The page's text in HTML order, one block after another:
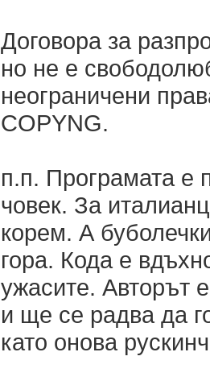
Договора за
но не е
неограничени
COPYNG.
п.п. Програмата е
човек. За
корем. А
гора. Кода е
ужасите. Авторът
и ще се радва да
като онова